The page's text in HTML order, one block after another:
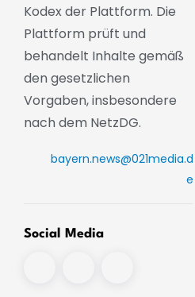
FC Bayern fordert nach
Internationalisierung der
Kodex der Plattform. Die
Plattform prüft und
behandelt Inhalte gemäß
den gesetzlichen
Vorgaben, insbesondere
nach dem NetzDG.
bayern.news@021media.d
e
Social Media